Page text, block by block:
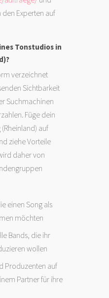
Experten auf
Tonstudios in
verzeichnet
Sichtbarkeit
Suchmachinen
Füge dein
auf
ziehe Vorteile
daher von
einen Song als
möchten
Bands, die ihr
wollen
Produzenten auf
Partner für ihre